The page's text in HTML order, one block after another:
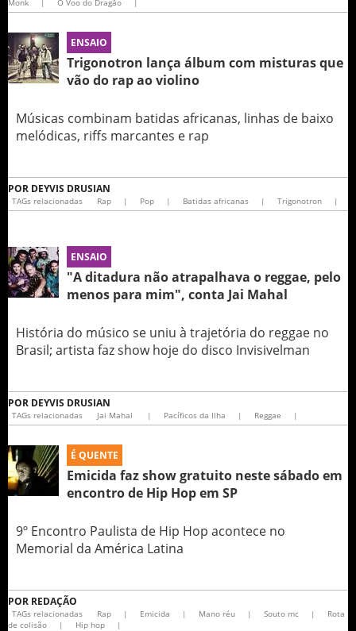
Monk O Voo do Dragão
ENSAIO
Trigonotron lança álbum com misturas que
vão do rap ao violino
Músicas combinam batidas africanas, linhas de baixo
melódicas, riffs marcantes e rap
POR DEYVIS DRUSIAN
TAGs relacionadas Rap | Pop | Batidas africanas | Trigonotron |
ENSAIO
"A ditadura não atrapalhava o reggae, pelo
menos para mim", conta Jai Mahal
História do músico se uniu à trajetória do reggae no
Brasil; artista faz show hoje do disco Invisivelman
POR DEYVIS DRUSIAN
TAGs relacionadas Jai Mahal | Pacíficos da Ilha | Reggae |
É QUENTE
Emicida faz show gratuito neste sábado em
encontro de Hip Hop em SP
9º Encontro Paulista de Hip Hop acontece no
Memorial da América Latina
POR REDAÇÃO
TAGs relacionadas Rap | Emicida | Mano réu | Souto mc |
Rota
de colisão
| Hip hop |